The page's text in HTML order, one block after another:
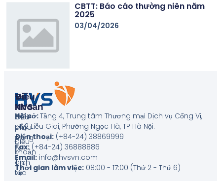
CBTT: Báo cáo thường niên năm
2025
03/04/2026
Hội sở:Tầng 4, Trung tâm Thương mại Dịch vụ Cống Vị,
số 2 Liễu Giai, Phường Ngọc Hà, TP Hà Nội.
Điện thoại:(+84-24) 38869999
Fax:(+84-24) 36888886
Email:info@hvsvn.com
Thời gian làm việc:08:00 - 17:00 (Thứ 2 - Thứ 6)
Về
HVS
Giới
thiệu
công
ty
Tin
tức
Điều
Khoản
Biểu
phí
Điều
khoản
dịch
vụ